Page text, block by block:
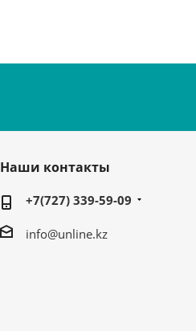
Наши контакты
+7(727) 339-59-09
info@unline.kz